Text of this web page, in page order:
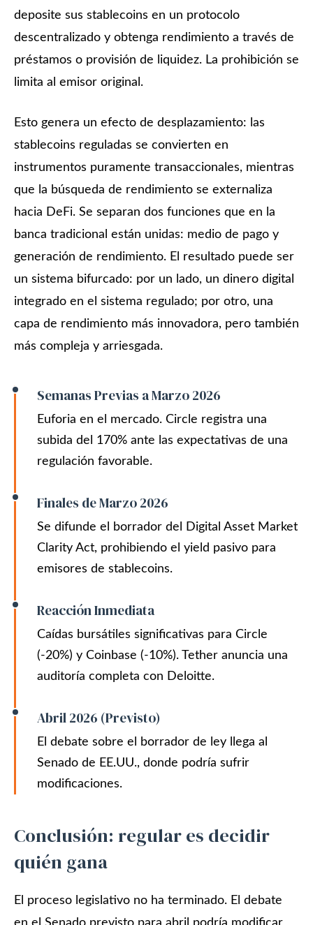
deposite sus stablecoins en un protocolo
descentralizado y obtenga rendimiento a través de
préstamos o provisión de liquidez. La prohibición se
limita al emisor original.
Esto genera un efecto de desplazamiento: las
stablecoins reguladas se convierten en
instrumentos puramente transaccionales, mientras
que la búsqueda de rendimiento se externaliza
hacia DeFi. Se separan dos funciones que en la
banca tradicional están unidas: medio de pago y
generación de rendimiento. El resultado puede ser
un sistema bifurcado: por un lado, un dinero digital
integrado en el sistema regulado; por otro, una
capa de rendimiento más innovadora, pero también
más compleja y arriesgada.
Semanas Previas a Marzo 2026
Euforia en el mercado. Circle registra una
subida del 170% ante las expectativas de una
regulación favorable.
Finales de Marzo 2026
Se difunde el borrador del Digital Asset Market
Clarity Act, prohibiendo el yield pasivo para
emisores de stablecoins.
Reacción Inmediata
Caídas bursátiles significativas para Circle
(-20%) y Coinbase (-10%). Tether anuncia una
auditoría completa con Deloitte.
Abril 2026 (Previsto)
El debate sobre el borrador de ley llega al
Senado de EE.UU., donde podría sufrir
modificaciones.
Conclusión: regular es decidir
quién gana
El proceso legislativo no ha terminado. El debate